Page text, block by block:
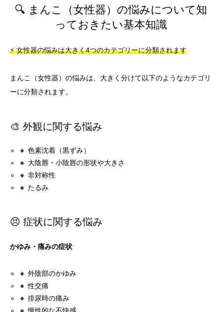
🔍 まんこ（女性器）の悩みについて知
っておきたい基本知識
⚡ 女性器の悩みは大きく4つのカテゴリーに分類されます
まんこ（女性器）の悩みは、大きく分けて以下のようなカテゴリ
ーに分類されます。
🎨 外観に関する悩み
🔸 色素沈着（黒ずみ）
🔸 大陰唇・小陰唇の形状や大きさ
🔸 非対称性
🔸 たるみ
😣 症状に関する悩み
かゆみ・痛みの症状
🔸 外陰部のかゆみ
🔸 性交痛
🔸 排尿時の痛み